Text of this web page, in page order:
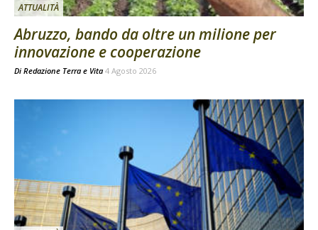
ATTUALITÀ
Abruzzo, bando da oltre un milione per
innovazione e cooperazione
Di Redazione Terra e Vita 4 Agosto 2026